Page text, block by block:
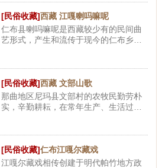
袤的珞巴地区的数十条江河流域
[民俗收藏]西藏 江嘎喇吗嘛呢
仁布县喇吗嘛呢是西藏较少有的民间曲
艺形式，产生和流传于现今的仁布乡江
有耕地，他们就以喇吗嘛呢演
[民俗收藏]西藏 文部山歌
那曲地区尼玛县文部村的农牧民勤劳朴
实，辛勤耕耘，在常年生产、生活过程
[民俗收藏]仁布江嘎尔藏戏
江嘎尔藏戏相传创建于明代帕竹地方政